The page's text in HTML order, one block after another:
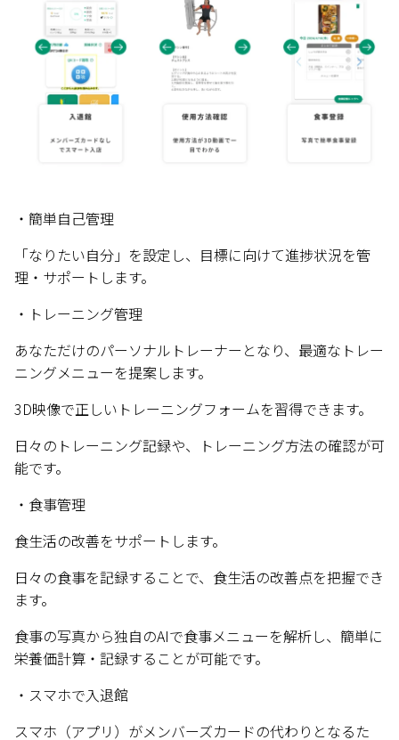
・簡単自己管理
「なりたい自分」を設定し、目標に向けて進捗状況を管
理・サポートします。
・トレーニング管理
あなただけのパーソナルトレーナーとなり、最適なトレー
ニングメニューを提案します。
3D映像で正しいトレーニングフォームを習得できます。
日々のトレーニング記録や、トレーニング方法の確認が可
能です。
・食事管理
食生活の改善をサポートします。
日々の食事を記録することで、食生活の改善点を把握でき
ます。
食事の写真から独自のAIで食事メニューを解析し、簡単に
栄養価計算・記録することが可能です。
・スマホで入退館
スマホ（アプリ）がメンバーズカードの代わりとなるた